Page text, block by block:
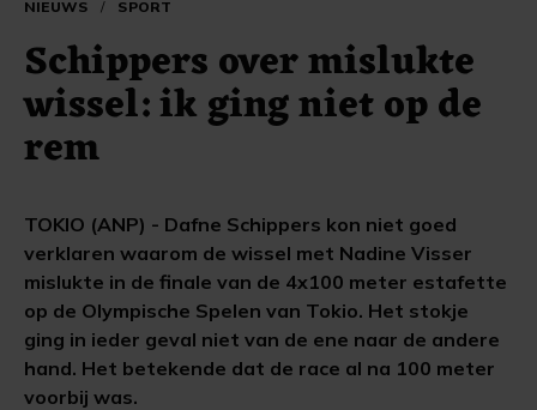
NIEUWS / SPORT
Schippers over mislukte
wissel: ik ging niet op de
rem
TOKIO (ANP) - Dafne Schippers kon niet goed
verklaren waarom de wissel met Nadine Visser
mislukte in de finale van de 4x100 meter estafette
op de Olympische Spelen van Tokio. Het stokje
ging in ieder geval niet van de ene naar de andere
hand. Het betekende dat de race al na 100 meter
voorbij was.